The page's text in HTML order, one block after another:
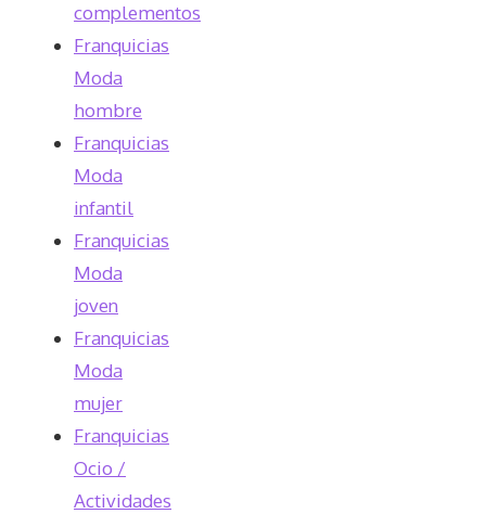
complementos
Franquicias
Moda
hombre
Franquicias
Moda
infantil
Franquicias
Moda
joven
Franquicias
Moda
mujer
Franquicias
Ocio /
Actividades